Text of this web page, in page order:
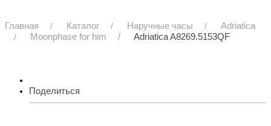
Главная Каталог Наручные часы
Adriatica
Moonphase for him
Adriatica A8269.5153QF
Поделиться